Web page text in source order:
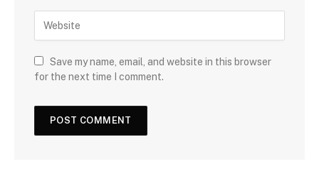
Save my name, email, and website in this browser
for the next time I comment.